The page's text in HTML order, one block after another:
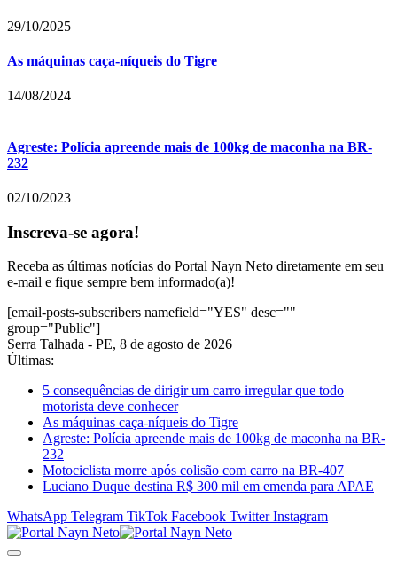
29/10/2025
As máquinas caça-níqueis do Tigre
14/08/2024
Agreste: Polícia apreende mais de 100kg de maconha na BR-
232
02/10/2023
Inscreva-se agora!
Receba as últimas notícias do Portal Nayn Neto diretamente em seu
e-mail e fique sempre bem informado(a)!
[email-posts-subscribers namefield="YES" desc=""
group="Public"]
Serra Talhada - PE, 8 de agosto de 2026
Últimas:
5 consequências de dirigir um carro irregular que todo
motorista deve conhecer
As máquinas caça-níqueis do Tigre
Agreste: Polícia apreende mais de 100kg de maconha na BR-
232
Motociclista morre após colisão com carro na BR-407
Luciano Duque destina R$ 300 mil em emenda para APAE
WhatsApp Telegram TikTok Facebook Twitter Instagram